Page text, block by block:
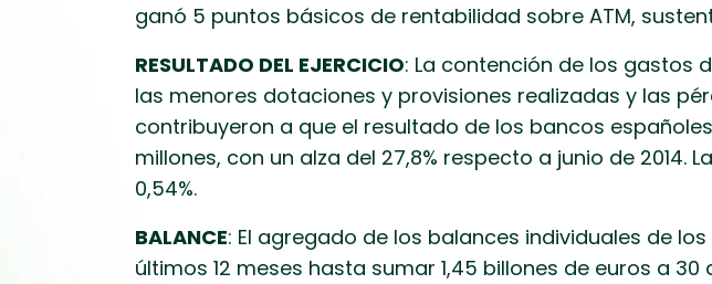
ganó 5 puntos básicos de rentabilidad sobre ATM,
RESULTADO DEL EJERCICIO: La contención de los gastos
las menores dotaciones y provisiones realizadas y las
contribuyeron a que el resultado de los bancos
millones, con un alza del 27,8% respecto a junio de 2014.
0,54%.
BALANCE: El agregado de los balances individuales de
últimos 12 meses hasta sumar 1,45 billones de euros a